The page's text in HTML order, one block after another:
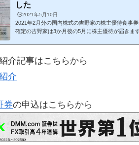
した
🕒️2021年5月10日
2021年2月分の国内株式の吉野家の株主優待食事
確定の吉野家は3か月後の5月に株主優待が届きま
てよくなりますねこの3000円分の食事券と申込書
送すれば缶飯4缶セットと交換してくれるそうで
といけないです。株主優待の紹介記事...
介記事はこちらから
介
券の申込はこちらから